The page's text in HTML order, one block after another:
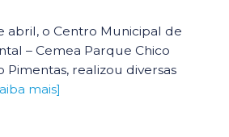
abril, o Centro Municipal de
– Cemea Parque Chico
Pimentas, realizou diversas
mais]